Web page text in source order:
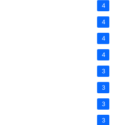
4
4
4
4
3
3
3
3